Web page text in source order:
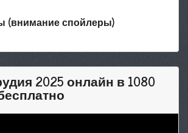
(внимание спойлеры)
2025 онлайн в 1080